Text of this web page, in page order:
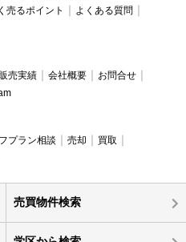
売るポイント
よくある質問
売実績 会社概要
お問合せ
プラン相談 売却
買取
売買物件検索